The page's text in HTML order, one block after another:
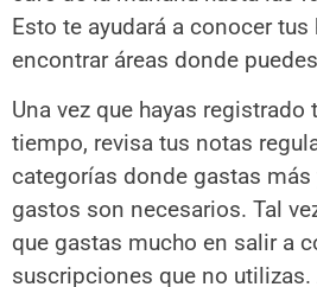
Esto te ayudará a conocer
encontrar áreas donde
Una vez que hayas
tiempo, revisa tus notas
categorías donde gastas
gastos son necesarios. Tal
que gastas mucho en salir a
suscripciones que no